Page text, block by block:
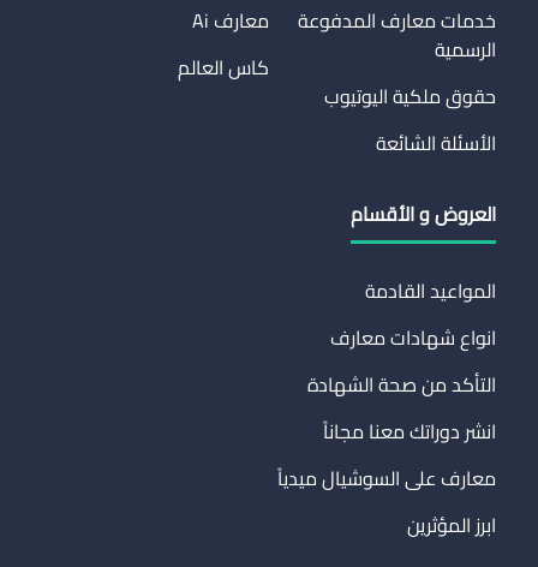
خدمات معارف المدفوعة
الرسمية
حقوق ملكية اليوتيوب
الأسئلة الشائعة
معارف Ai
كاس العالم
العروض و الأقسام
المواعيد القادمة
انواع شهادات معارف
التأكد من صحة الشهادة
انشر دوراتك معنا مجاناً
معارف على السوشيال ميدياً
ابرز المؤثرين